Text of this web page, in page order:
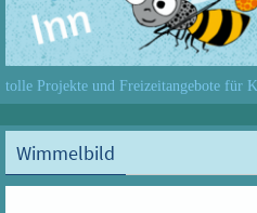
tolle Projekte und Freizeitangebote für
Wimmelbild